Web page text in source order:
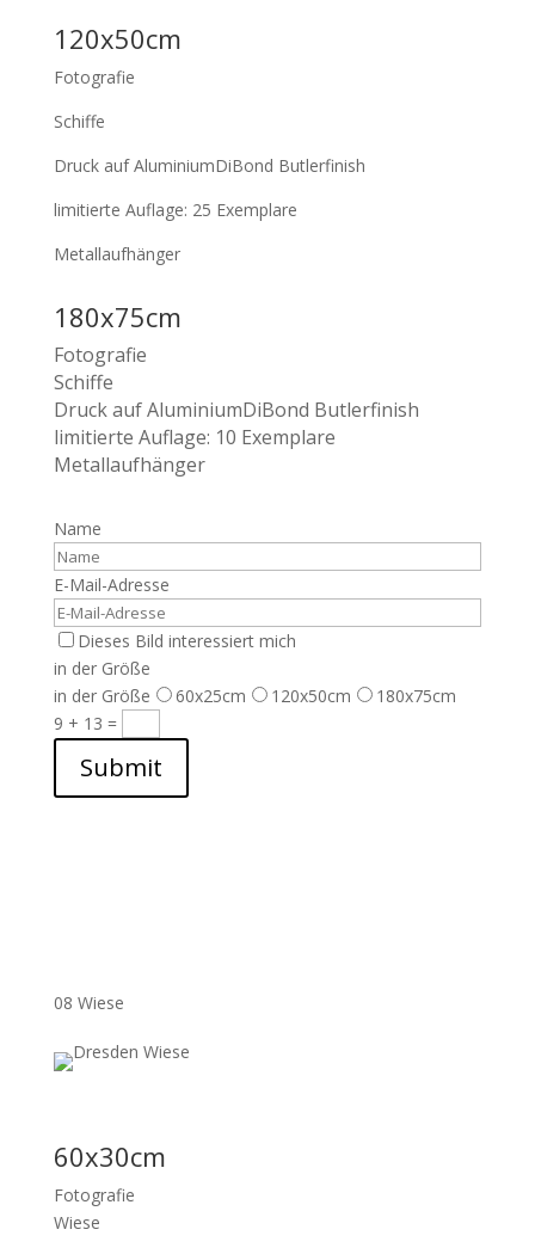
120x50cm
Fotografie
Schiffe
Druck auf AluminiumDiBond Butlerfinish
limitierte Auflage: 25 Exemplare
Metallaufhänger
180x75cm
Fotografie
Schiffe
Druck auf AluminiumDiBond Butlerfinish
limitierte Auflage: 10 Exemplare
Metallaufhänger
Name
E-Mail-Adresse
Dieses Bild interessiert mich
in der Größe
in der Größe
60x25cm 120x50cm
180x75cm
9 + 13 =
Submit
08 Wiese
60x30cm
Fotografie
Wiese